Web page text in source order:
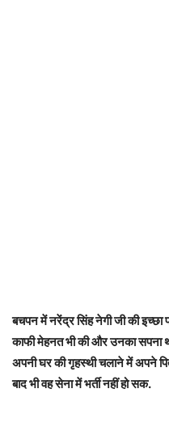
बचपन में नरेंद्र सिंह नेगी जी की इच्छा
काफी मेहनत भी की और उनका
अपनी घर की गृहस्थी चलाने में अपने
बाद भी वह सेना में भर्ती नहीं हो सक.